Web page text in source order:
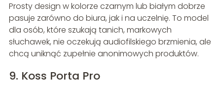
Prosty design w kolorze czarnym lub białym dobrze
pasuje zarówno do biura, jak i na uczelnię. To model
dla osób, które szukają tanich, markowych
słuchawek, nie oczekują audiofilskiego brzmienia, ale
chcą uniknąć zupełnie anonimowych produktów.
9. Koss Porta Pro